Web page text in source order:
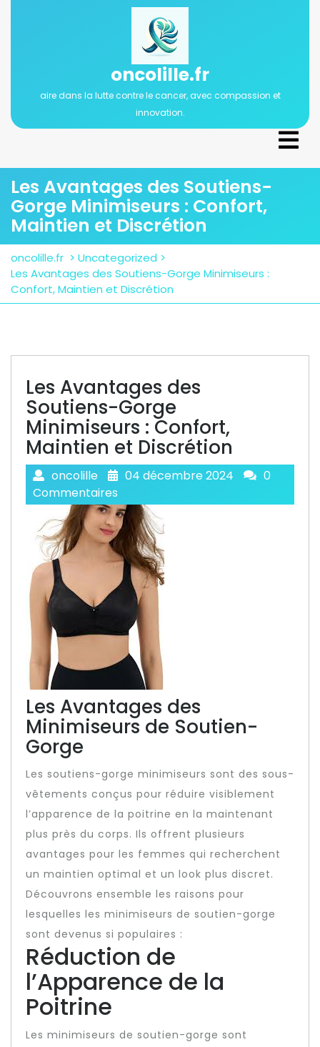
oncolille.fr
aire dans la lutte contre le cancer, avec compassion et
innovation.
Les Avantages des Soutiens-
Gorge Minimiseurs : Confort,
Maintien et Discrétion
oncolille.fr > Uncategorized >
Les Avantages des Soutiens-Gorge Minimiseurs :
Confort, Maintien et Discrétion
Les Avantages des
Soutiens-Gorge
Minimiseurs : Confort,
Maintien et Discrétion
oncolille 04 décembre 2024
0
Commentaires
Les Avantages des
Minimiseurs de Soutien-
Gorge
Les soutiens-gorge minimiseurs sont des sous-
vêtements conçus pour réduire visiblement
l’apparence de la poitrine en la maintenant
plus près du corps. Ils offrent plusieurs
avantages pour les femmes qui recherchent
un maintien optimal et un look plus discret.
Découvrons ensemble les raisons pour
lesquelles les minimiseurs de soutien-gorge
sont devenus si populaires :
Réduction de
l’Apparence de la
Poitrine
Les minimiseurs de soutien-gorge sont